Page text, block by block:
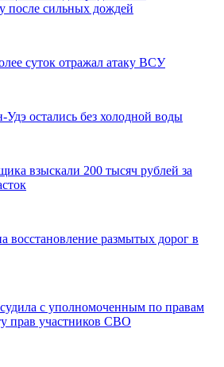
после сильных дождей
суток отражал атаку ВСУ
остались без холодной воды
взыскали 200 тысяч рублей за
восстановление размытых дорог в
с уполномоченным по правам
прав участников СВО